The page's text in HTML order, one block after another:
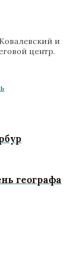
и
центр.
географа